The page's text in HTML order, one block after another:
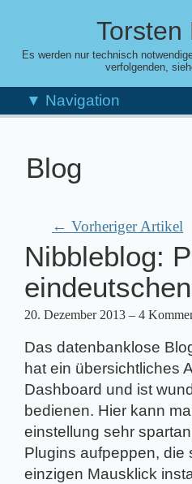
Torsten
Es werden nur technisch
verfolgenden,
▼ Navigation
Blog
← Vorheriger Artikel
Nibbleblog:
eindeutschen
20. Dezember 2013 – 4
Das datenbanklose
hat ein übersichtliches
Dashboard und ist
bedienen. Hier kann
ein­stellung sehr
Plugins aufpeppen, die
einzigen Mausklick